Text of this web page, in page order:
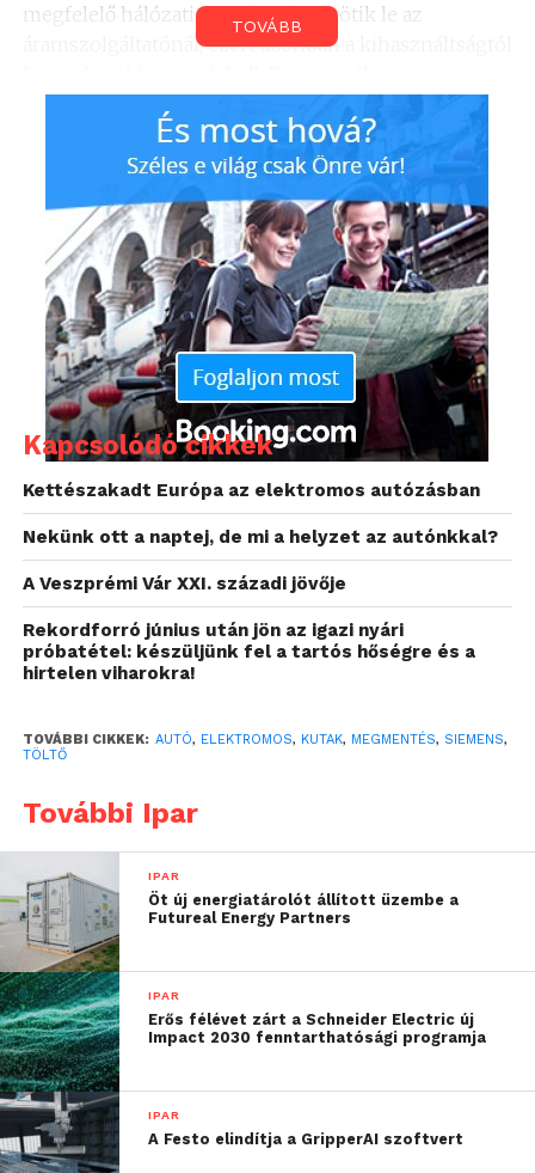
megfelelő hálózati teljesítményt kötik le az
áramszolgáltatónál, ezért azonban a kihasználtságtól
kapacitásbővítést lehetővé tevő, új villamos
infrastruktúrák kiépítése is költséges, illetve akár
éveket jelentő, időigényes folyamat. Ha azonban
alacsonyabb teljesítménylimitet határoznak meg, és
átlépik, bírságot kell fizetniük, illetve a védelmi
készülékek esetleges működésbe lépése pedig
átmeneti áramszünethez, így üzemkimaradáshoz is
vezethet.
dinamikus terhelésmenedzsmentet biztosító
eszköz plug-and-play kialakítással, könnyen
telepíthető hardveregységgel nem csupán a
töltőberendezések, hanem a teljes telephely
teljesítményét egyetlen közös rendszerben
szabályozza. Azaz optimalizálható úgy a
villamosenergia-gazdálkodás, hogy szükség esetén
kielégítő töltési teljesítmény álljon rendelkezésre
minden egyes töltőponton, miközben az akár
alacsonyabb teljesítménylimitet sem lépi át az
üzemeltető.
TOVÁBB
Kapcsolódó cikkek
Kettészakadt Európa az elektromos autózásban
Nekünk ott a naptej, de mi a helyzet az autónkkal?
A Veszprémi Vár XXI. századi jövője
Rekordforró június után jön az igazi nyári
próbatétel: készüljünk fel a tartós hőségre és a
hirtelen viharokra!
TOVÁBBI CIKKEK: AUTÓ, ELEKTROMOS, KUTAK, MEGMENTÉS, SIEMENS,
TÖLTŐ
További Ipar
IPAR
Öt új energiatárolót állított üzembe a
Futureal Energy Partners
IPAR
Erős félévet zárt a Schneider Electric új
Impact 2030 fenntarthatósági programja
IPAR
A Festo elindítja a GripperAI szoftvert